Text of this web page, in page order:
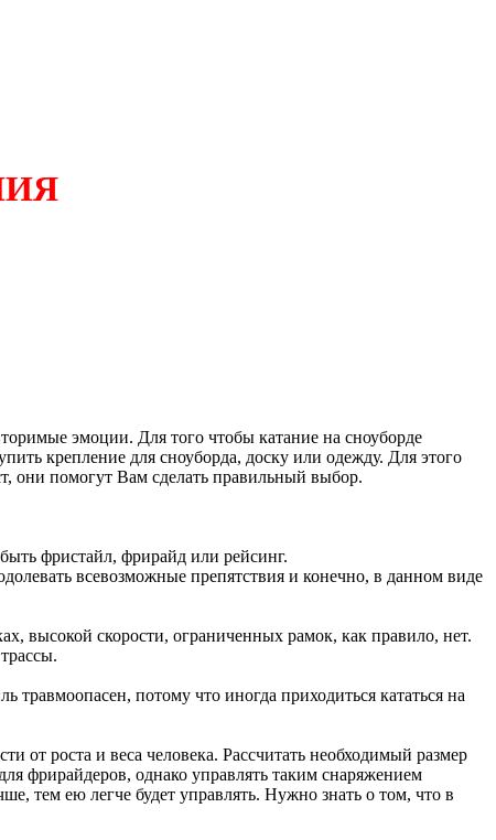
эмоции. Для того чтобы катание на сноуборде
крепление для сноуборда, доску или одежду. Для этого
они помогут Вам сделать правильный выбор.
фристайл, фрирайд или рейсинг.
всевозможные препятствия и конечно, в данном виде
высокой скорости, ограниченных рамок, как правило, нет.
потому что иногда приходиться кататься на
от роста и веса человека. Рассчитать необходимый размер
фрирайдеров, однако управлять таким снаряжением
тем ею легче будет управлять. Нужно знать о том, что в